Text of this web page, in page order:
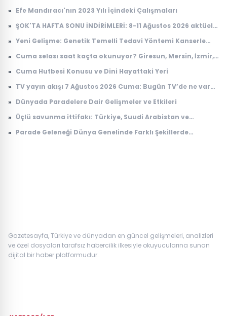
» Efe Mandıracı'nın 2023 Yılı İçindeki Çalışmaları
» ŞOK'TA HAFTA SONU İNDİRİMLERİ: 8-11 Ağustos 2026 aktüel
» Yeni Gelişme: Genetik Temelli Tedavi Yöntemi Kanserle
» Cuma selası saat kaçta okunuyor? Giresun, Mersin, İzmir,
» Cuma Hutbesi Konusu ve Dini Hayattaki Yeri
» TV yayın akışı 7 Ağustos 2026 Cuma: Bugün TV’de ne var?
akışı
» Dünyada Paradelere Dair Gelişmeler ve Etkileri
» Üçlü savunma ittifakı: Türkiye, Suudi Arabistan ve
» Parade Geleneği Dünya Genelinde Farklı Şekillerde
Gazetesayfa, Türkiye ve dünyadan en güncel gelişmeleri, analizleri
ve özel dosyaları tarafsız habercilik ilkesiyle okuyucularına sunan
dijital bir haber platformudur.